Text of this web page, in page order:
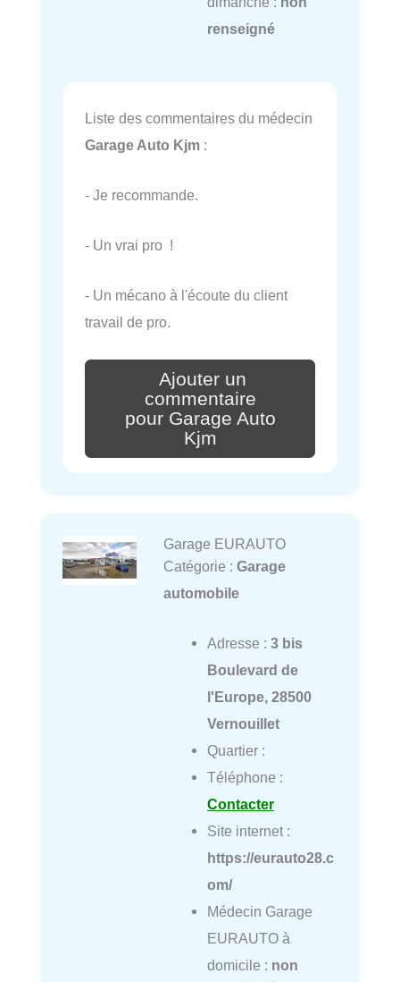
renseigné
Liste des commentaires du médecin
Garage Auto Kjm :
- Je recommande.
- Un vrai pro !
- Un mécano à l'écoute du client
travail de pro.
Ajouter un
commentaire
pour Garage Auto
Kjm
Garage EURAUTO
Catégorie : Garage
automobile
Adresse : 3 bis
Boulevard de
l'Europe, 28500
Vernouillet
Quartier :
Téléphone :
Contacter
Site internet :
https://eurauto28.c
om/
Médecin Garage
EURAUTO à
domicile : non